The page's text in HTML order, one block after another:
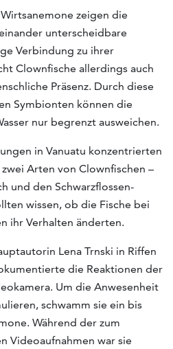
zeigen die
unterscheidbare
Verbindung zu ihrer
Clownfische allerdings auch
Präsenz. Durch diese
Symbionten können die
nur begrenzt ausweichen.
in Vanuatu konzentrierten
Arten von Clownfischen –
und den Schwarzflossen-
wissen, ob die Fische bei
ihr Verhalten änderten.
Lena Trnski in Riffen
die Reaktionen der
Um die Anwesenheit
schwamm sie ein bis
Während der zum
Videoaufnahmen war sie